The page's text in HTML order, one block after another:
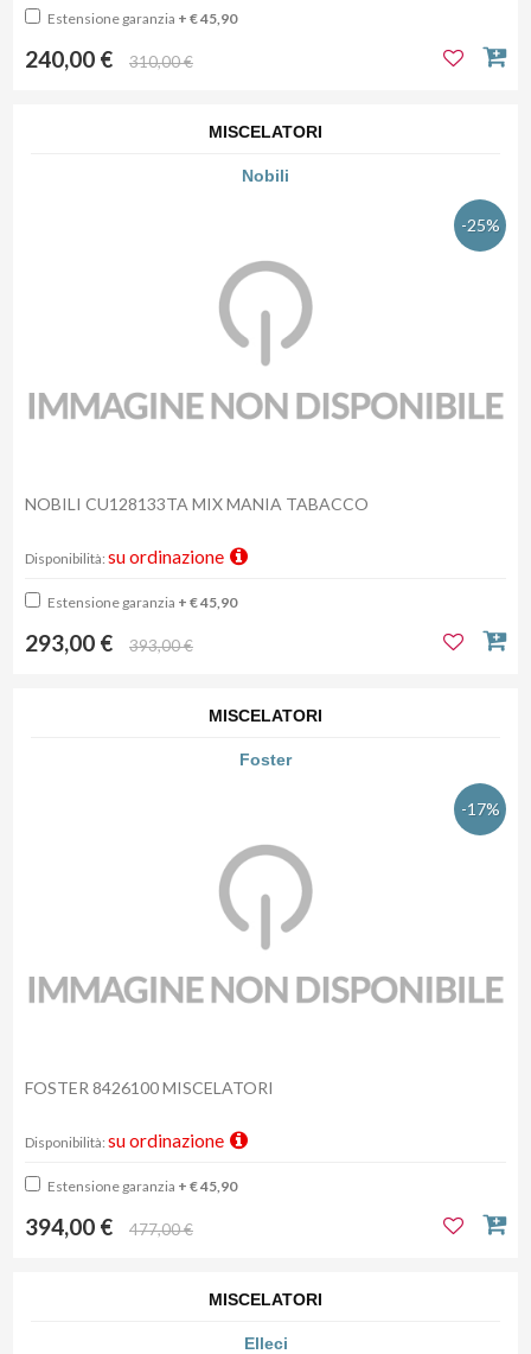
Estensione garanzia + € 45,90
240,00 € 310,00 €
MISCELATORI
Nobili
-25%
NOBILI CU128133TA MIX MANIA TABACCO
Disponibilità: su ordinazione
Estensione garanzia + € 45,90
293,00 € 393,00 €
MISCELATORI
Foster
-17%
FOSTER 8426100 MISCELATORI
Disponibilità: su ordinazione
Estensione garanzia + € 45,90
394,00 € 477,00 €
MISCELATORI
Elleci